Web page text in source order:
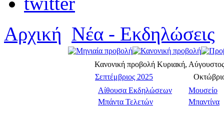
Αρχική Νέα - Εκδηλώσεις
Κανονική προβολή Κυριακή,
Σεπτέμβριος 2025
Αίθουσα Εκδηλώσεων
Μουσείο
Μπάντα Τελετών
Μπαντίνα